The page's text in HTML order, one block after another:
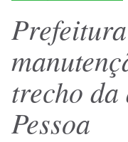
trecho
Pessoa